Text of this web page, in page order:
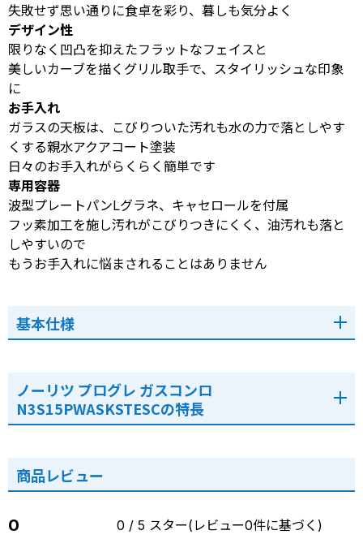
失敗せず思い通りに食卓を彩り、暮しも気分よく
デザイン性
限りなく凹凸を抑えたフラットなフェイスと
美しいカーブを描くグリル取手で、スタイリッシュな印象
に
お手入れ
ガラスの天板は、こびりついた汚れも水の力で落としやす
くする親水アクアコート塗装
日々のお手入れがらくらく簡単です
専用容器
波型プレートパンLグラネ、キャセロールを付属
フッ素加工を施し汚れがこびりつきにくく、油汚れも落と
しやすいので
もうお手入れに悩まされることはありません
基本仕様
ノーリツ プログレ ガスコンロ
N3S15PWASKSTESCの特長
商品レビュー
0 0 / 5 スター(レビュー0件に基づく)